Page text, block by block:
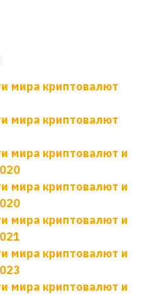
мира криптовалют
мира криптовалют
мира криптовалют и
мира криптовалют и
мира криптовалют и
мира криптовалют и
мира криптовалют и